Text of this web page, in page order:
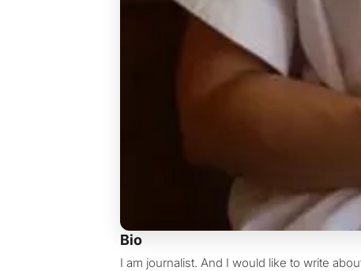
Bio
I am journalist. And I would like to write